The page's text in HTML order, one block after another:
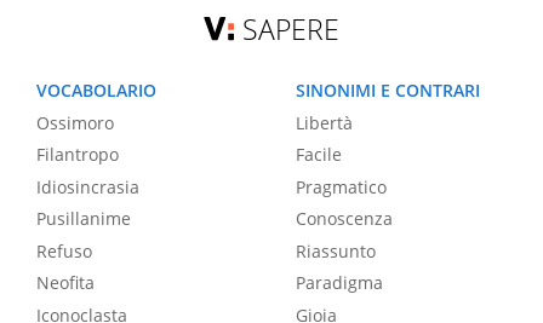
SAPERE
VOCABOLARIO
Ossimoro
Filantropo
Idiosincrasia
Pusillanime
Refuso
Neofita
Iconoclasta
SINONIMI E CONTRARI
Libertà
Facile
Pragmatico
Conoscenza
Riassunto
Paradigma
Gioia